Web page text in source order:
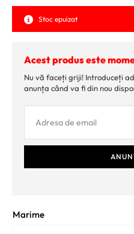
fost:
590 lei.
295 lei.
Stoc epuizat
Acest produs este
Nu vă faceți griji! Introduceți
anunța când va fi din nou
Marime